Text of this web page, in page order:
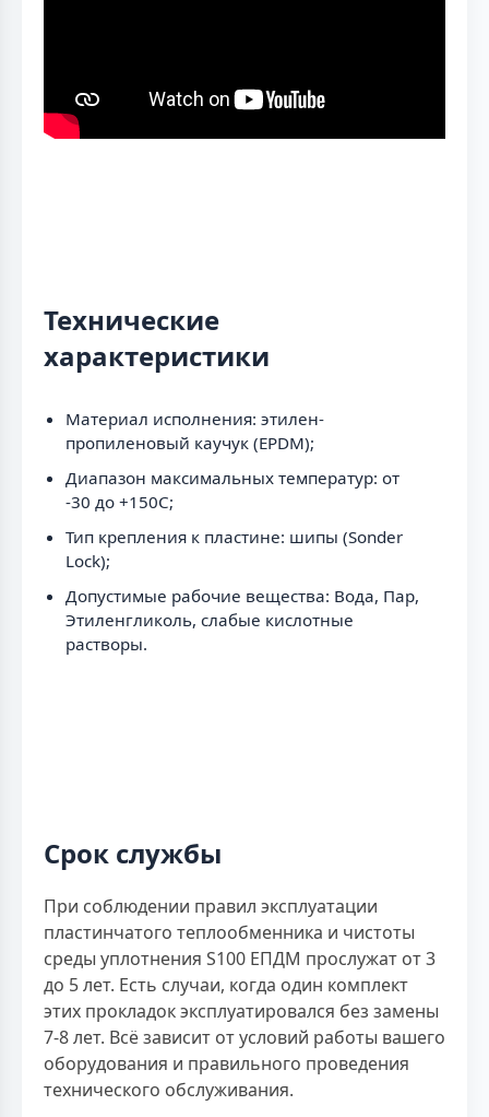
Технические
характеристики
Материал исполнения: этилен-
пропиленовый каучук (EPDM);
Диапазон максимальных температур: от
-30 до +150C;
Тип крепления к пластине: шипы (Sonder
Lock);
Допустимые рабочие вещества: Вода, Пар,
Этиленгликоль, слабые кислотные
растворы.
Срок службы
При соблюдении правил эксплуатации
пластинчатого теплообменника и чистоты
среды уплотнения S100 ЕПДМ прослужат от 3
до 5 лет. Есть случаи, когда один комплект
этих прокладок эксплуатировался без замены
7-8 лет. Всё зависит от условий работы вашего
оборудования и правильного проведения
технического обслуживания.